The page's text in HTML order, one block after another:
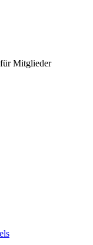
für Mitglieder